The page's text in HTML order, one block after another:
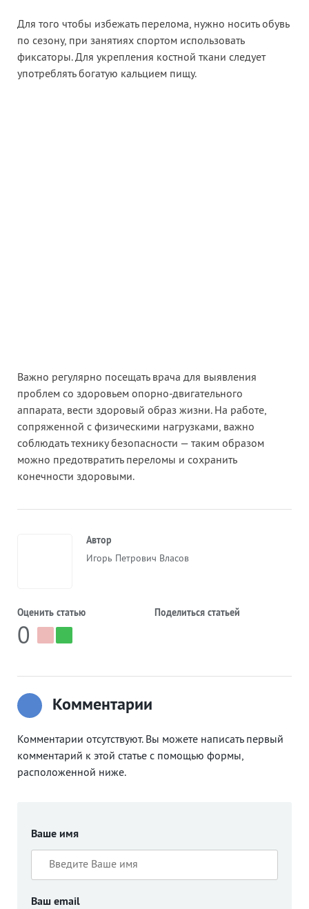
Для того чтобы избежать перелома, нужно носить обувь
по сезону, при занятиях спортом использовать
фиксаторы. Для укрепления костной ткани следует
употреблять богатую кальцием пищу.
Важно регулярно посещать врача для выявления
проблем со здоровьем опорно-двигательного
аппарата, вести здоровый образ жизни. На работе,
сопряженной с физическими нагрузками, важно
соблюдать технику безопасности — таким образом
можно предотвратить переломы и сохранить
конечности здоровыми.
Автор
Игорь Петрович Власов
Оценить статью
0
Поделиться статьей
Комментарии
Комментарии отсутствуют. Вы можете написать первый
комментарий к этой статье с помощью формы,
расположенной ниже.
Ваше имя
Ваш email